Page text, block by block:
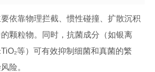
依靠物理拦截、惯性碰撞、扩散沉积
颗粒物。同时，抗菌成分（如银离
等）可有效抑制细菌和真菌的繁
险。